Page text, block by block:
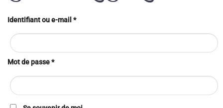
Identifiant ou e-mail *Obligatoire
Mot de passe*Obligatoire